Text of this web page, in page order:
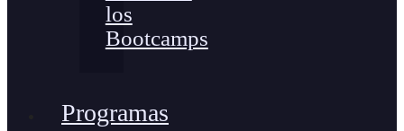
los
Bootcamps
Programas